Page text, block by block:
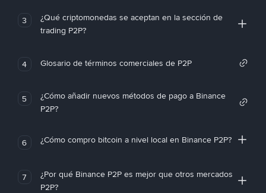
3
¿Qué criptomonedas se aceptan en la sección de
trading P2P?
4 Glosario de términos comerciales de P2P
5
¿Cómo añadir nuevos métodos de pago a Binance
P2P?
6 ¿Cómo compro bitcoin a nivel local en Binance P2P?
7
¿Por qué Binance P2P es mejor que otros mercados
P2P?